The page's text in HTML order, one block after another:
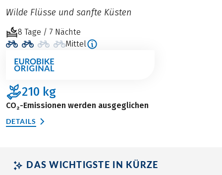
Wilde Flüsse und sanfte Küsten
8 Tage / 7 Nächte
Mittel
210 kg
CO₂-Emissionen werden ausgeglichen
DETAILS
DAS WICHTIGSTE IN KÜRZE